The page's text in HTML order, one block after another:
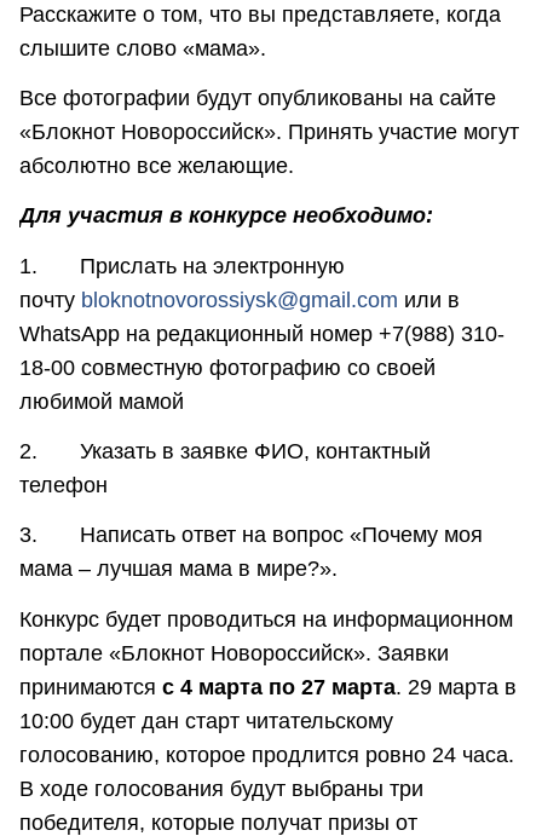
Расскажите о том, что вы представляете, когда
слышите слово «мама».
Все фотографии будут опубликованы на сайте
«Блокнот Новороссийск». Принять участие могут
абсолютно все желающие.
Для участия в конкурсе необходимо:
1. Прислать на электронную
почту bloknotnovorossiysk@gmail.com или в
WhatsApp на редакционный номер +7(988) 310-
18-00 совместную фотографию со своей
любимой мамой
2. Указать в заявке ФИО, контактный
телефон
3. Написать ответ на вопрос «Почему моя
мама – лучшая мама в мире?».
Конкурс будет проводиться на информационном
портале «Блокнот Новороссийск». Заявки
принимаются с 4 марта по 27 марта. 29 марта в
10:00 будет дан старт читательскому
голосованию, которое продлится ровно 24 часа.
В ходе голосования будут выбраны три
победителя, которые получат призы от